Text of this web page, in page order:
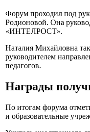
Форум проходил под
Родионовой. Она
«ИНТЕЛРОСТ».
Наталия Михайловна
руководителем
педагогов.
Награды
По итогам форума
и образовательные